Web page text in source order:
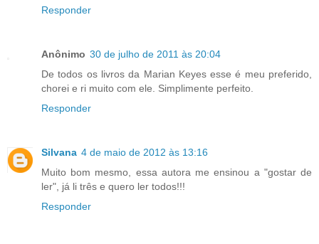
Responder
Anônimo 30 de julho de 2011 às 20:04
De todos os livros da Marian Keyes esse é meu preferido,
chorei e ri muito com ele. Simplimente perfeito.
Responder
Silvana 4 de maio de 2012 às 13:16
Muito bom mesmo, essa autora me ensinou a "gostar de
ler", já li três e quero ler todos!!!
Responder